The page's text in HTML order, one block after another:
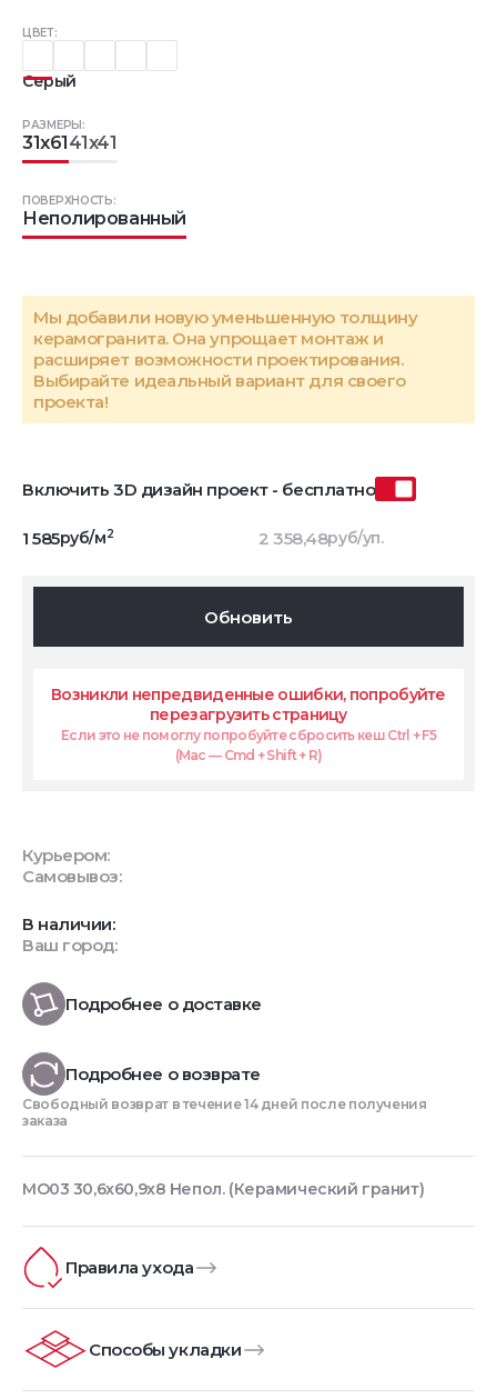
ЦВЕТ:
Серый
РАЗМЕРЫ:
31x61 41x41
ПОВЕРХНОСТЬ:
Неполированный
Мы добавили новую уменьшенную толщину
керамогранита. Она упрощает монтаж и
расширяет возможности проектирования.
Выбирайте идеальный вариант для своего
проекта!
Включить 3D дизайн проект - бесплатно
1 585руб/м2 2 358,48руб/уп.
Обновить
Возникли непредвиденные ошибки, попробуйте
перезагрузить страницу
Если это не помоглу попробуйте сбросить кеш Ctrl + F5
(Mac — Cmd + Shift + R)
Курьером:
Самовывоз:
В наличии:
Ваш город:
Подробнее о доставке
Подробнее о возврате
Свободный возврат в течение 14 дней после получения
заказа
MO03 30,6x60,9x8 Непол. (Керамический гранит)
Правила ухода
Способы укладки